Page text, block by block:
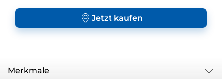
Jetzt kaufen
Merkmale